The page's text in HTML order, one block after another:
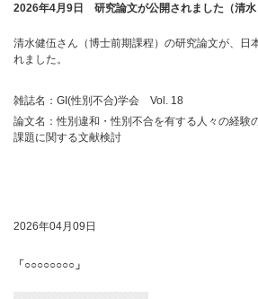
2026年4月9日 研究論文が公開されました（清
清水健伍さん（博士前期課程）の研究論文が、日
れました。
雑誌名：GI(性別不合)学会 Vol. 18
論文名：性別違和・性別不合を有する人々の経験
課題に関する文献検討
2026年04月09日
「○○○○○○○○」